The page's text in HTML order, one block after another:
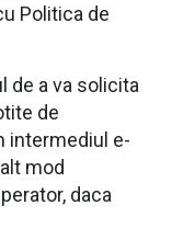
Politica de
de a va solicita
de
intermediul e-
mod
daca